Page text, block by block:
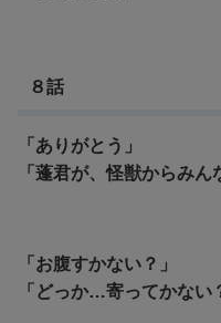
８話
「ありがとう」
「蓬君が、怪獣からみん
「お腹すかない？」
「どっか…寄ってかない